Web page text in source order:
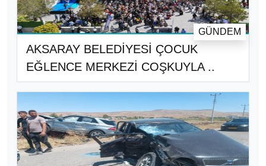
AKSARAY BELEDİYESİ ÇOCUK
EĞLENCE MERKEZİ COŞKUYLA ..
GÜNDEM